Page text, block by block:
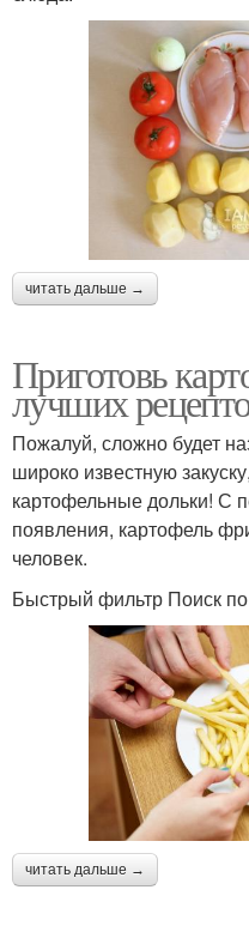
читать дальше →
Приготовь
лучших
Пожалуй, сложно будет
широко известную
картофельные дольки! С
появления, картофель
человек.
Быстрый фильтр Поиск
читать дальше →